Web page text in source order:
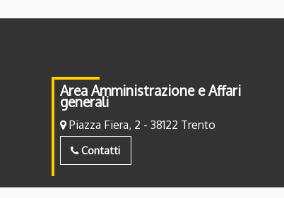
Area Amministrazione e Affari
generali
Piazza Fiera, 2 - 38122 Trento
Contatti